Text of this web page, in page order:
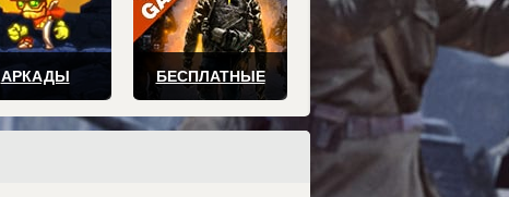
АРКАДЫ БЕСПЛАТНЫЕ